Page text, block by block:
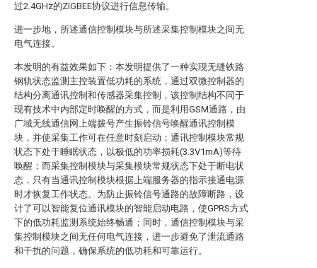
过2.4GHz的ZIGBEE协议进行信息传输。
进一步地，所述通信控制模块与所述采集控制模块之间无
电气连接。
本发明的有益效果如下：本发明提供了一种实现无缝铁路
钢轨状态监测主控装置低功耗的系统，通过双微控制器的
结构分离通讯控制和传感器采集控制，该控制结构不同于
现有技术中内部定时唤醒的方式，而是利用GSM通路，由
广域无线通信网上端拨号产生振铃信号唤醒通讯控制模
块，并使采集工作可在任意时刻启动；通讯控制模块常规
状态下处于睡眠状态，以极低的功率损耗(3.3V1mA)等待
唤醒；而采集控制模块与采集模块常规状态下处于断电状
态，只有当通讯控制模块根据上端服务器的指示接通电源
时才恢复工作状态。为防止振铃信号通路的故障断路，设
计了可以智能复位通讯模块的智能启动电路，使GPRS方式
下的低功耗监测系统始终畅通；同时，通信控制模块与采
集控制模块之间无任何电气连接，进一步避免了泄流通路
和干扰的问题，确保系统的低功耗和可靠运行。